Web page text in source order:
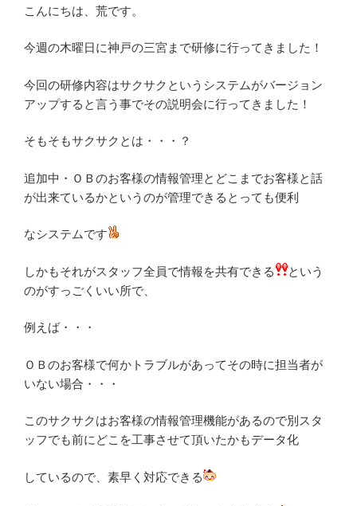
こんにちは、荒です。
今週の木曜日に神戸の三宮まで研修に行ってきました！
今回の研修内容はサクサクというシステムがバージョン
アップすると言う事でその説明会に行ってきました！
そもそもサクサクとは・・・？
追加中・ＯＢのお客様の情報管理とどこまでお客様と話
が出来ているかというのが管理できるとっても便利
なシステムです
しかもそれがスタッフ全員で情報を共有できる
という
のがすっごくいい所で、
例えば・・・
ＯＢのお客様で何かトラブルがあってその時に担当者が
いない場合・・・
このサクサクはお客様の情報管理機能があるので別スタ
ッフでも前にどこを工事させて頂いたかもデータ化
しているので、素早く対応できる